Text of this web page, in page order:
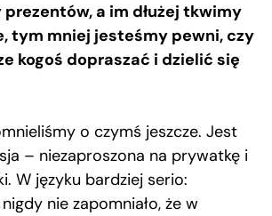
prezentów, a im dłużej tkwimy
tym mniej jesteśmy pewni, czy
kogoś dopraszać i dzielić się
o czymś jeszcze. Jest
– niezaproszona na prywatkę i
W języku bardziej serio:
nie zapomniało, że w